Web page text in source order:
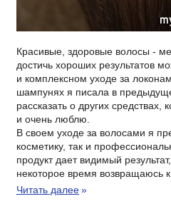
Красивые, здоровые волосы -
достичь хороших результатов
и комплексном уходе за
шампунях я писала в
рассказать о других
и очень люблю.
В своем уходе за волосами я
косметику, так и
продукт дает видимый
некоторое время возвращаюсь к
Читать далее»